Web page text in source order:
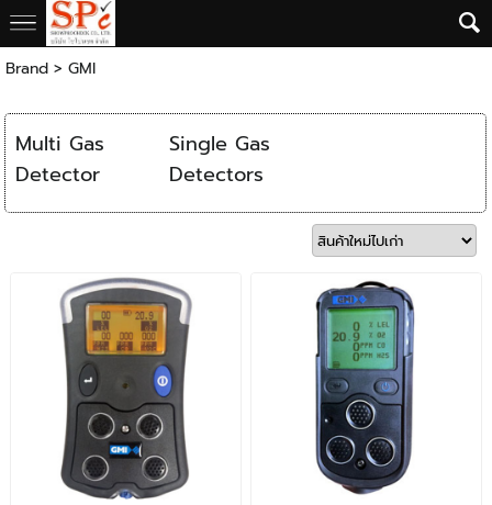
Brand> GMI
Multi Gas
Detector
Single Gas
Detectors